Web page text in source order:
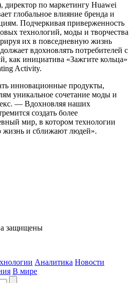
по маркетингу Huawei
глобальное влияние бренда и
Подчеркивая приверженность
технологий, моды и творчества
их в повседневную жизнь
вдохновлять потребителей с
как инициатива «Зажгите кольца»
Activity.
инновационные продукты,
уникальное сочетание моды и
— Вдохновляя наших
создать более
мир, в котором технологии
и сближают людей».
защищены
Аналитика Новости
В мире